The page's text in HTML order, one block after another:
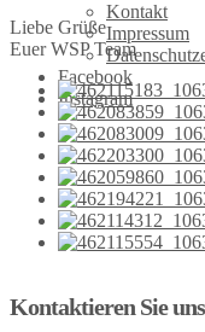
Kontakt
Impressum
Facebook
Instagram
Liebe Grüße
Euer WSP Team
Kontaktieren Sie uns